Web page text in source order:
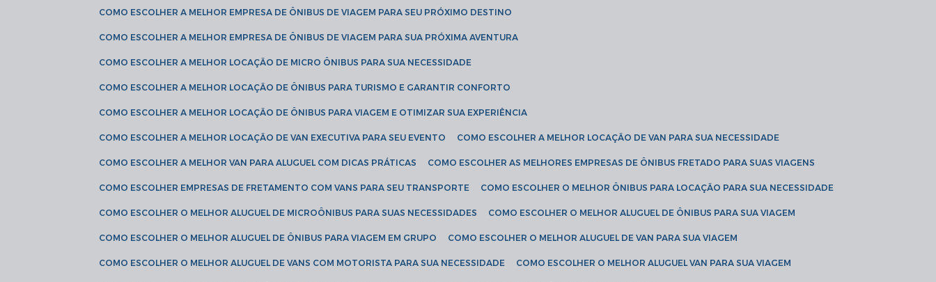
COMO ESCOLHER A MELHOR EMPRESA DE ÔNIBUS DE VIAGEM PARA SEU PRÓXIMO DESTINO
COMO ESCOLHER A MELHOR EMPRESA DE ÔNIBUS DE VIAGEM PARA SUA PRÓXIMA AVENTURA
COMO ESCOLHER A MELHOR LOCAÇÃO DE MICRO ÔNIBUS PARA SUA NECESSIDADE
COMO ESCOLHER A MELHOR LOCAÇÃO DE ÔNIBUS PARA TURISMO E GARANTIR CONFORTO
COMO ESCOLHER A MELHOR LOCAÇÃO DE ÔNIBUS PARA VIAGEM E OTIMIZAR SUA EXPERIÊNCIA
COMO ESCOLHER A MELHOR LOCAÇÃO DE VAN EXECUTIVA PARA SEU EVENTO COMO ESCOLHER A MELHOR LOCAÇÃO DE VAN PARA SUA NECESSIDADE
COMO ESCOLHER A MELHOR VAN PARA ALUGUEL COM DICAS PRÁTICAS COMO ESCOLHER AS MELHORES EMPRESAS DE ÔNIBUS FRETADO PARA SUAS VIAGENS
COMO ESCOLHER EMPRESAS DE FRETAMENTO COM VANS PARA SEU TRANSPORTE COMO ESCOLHER O MELHOR ÔNIBUS PARA LOCAÇÃO PARA SUA NECESSIDADE
COMO ESCOLHER O MELHOR ALUGUEL DE MICROÔNIBUS PARA SUAS NECESSIDADES COMO ESCOLHER O MELHOR ALUGUEL DE ÔNIBUS PARA SUA VIAGEM
COMO ESCOLHER O MELHOR ALUGUEL DE ÔNIBUS PARA VIAGEM EM GRUPO COMO ESCOLHER O MELHOR ALUGUEL DE VAN PARA SUA VIAGEM
COMO ESCOLHER O MELHOR ALUGUEL DE VANS COM MOTORISTA PARA SUA NECESSIDADE COMO ESCOLHER O MELHOR ALUGUEL VAN PARA SUA VIAGEM